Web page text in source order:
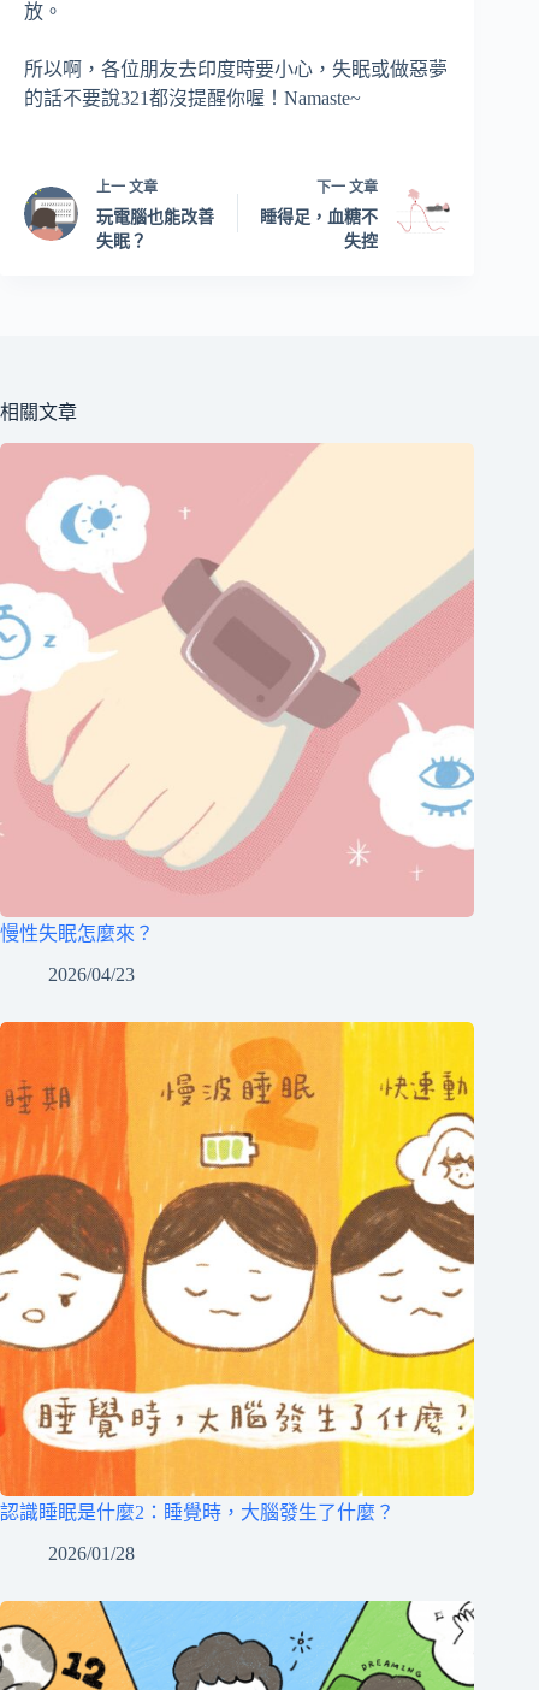
放。
所以啊，各位朋友去印度時要小心，失眠或做惡夢
的話不要說321都沒提醒你喔！Namaste~
上一 文章
玩電腦也能改善
失眠？
下一文章
睡得足，血糖不
失控
相關文章
慢性失眠怎麼來？
2026/04/23
認識睡眠是什麼2：睡覺時，大腦發生了什麼？
2026/01/28